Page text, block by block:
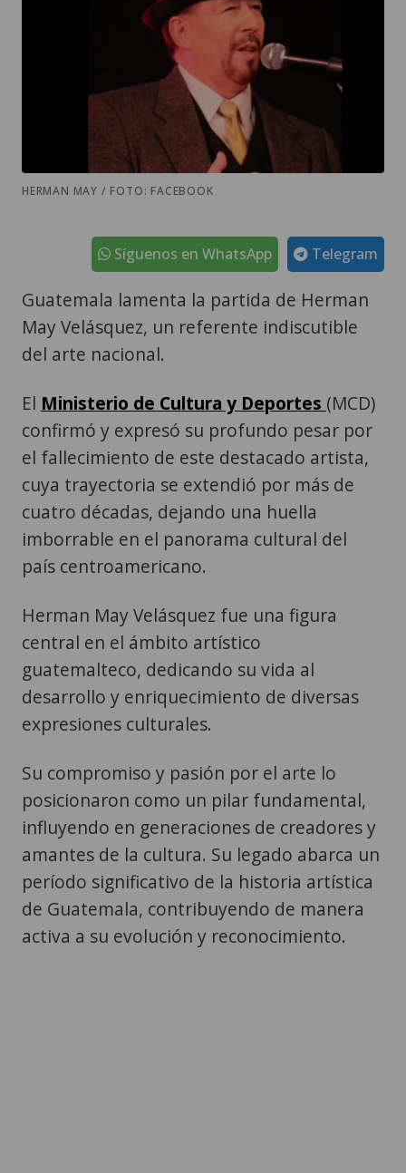
HERMAN MAY / FOTO: FACEBOOK
Telegram
Síguenos en WhatsApp
Guatemala lamenta la partida de Herman
May Velásquez, un referente indiscutible
del arte nacional.
El Ministerio de Cultura y Deportes (MCD)
confirmó y expresó su profundo pesar por
el fallecimiento de este destacado artista,
cuya trayectoria se extendió por más de
cuatro décadas, dejando una huella
imborrable en el panorama cultural del
país centroamericano.
Herman May Velásquez fue una figura
central en el ámbito artístico
guatemalteco, dedicando su vida al
desarrollo y enriquecimiento de diversas
expresiones culturales.
Su compromiso y pasión por el arte lo
posicionaron como un pilar fundamental,
influyendo en generaciones de creadores y
amantes de la cultura. Su legado abarca un
período significativo de la historia artística
de Guatemala, contribuyendo de manera
activa a su evolución y reconocimiento.